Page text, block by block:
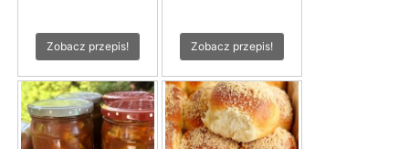
Zobacz przepis! Zobacz przepis!